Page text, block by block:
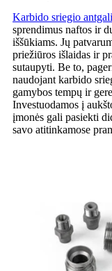
Karbido sriegio
sprendimus naftos ir
iššūkiams. Jų
priežiūros išlaidas ir
sutaupyti. Be to,
naudojant karbido
gamybos tempų ir
Investuodamos į
įmonės gali pasiekti
savo atitinkamose